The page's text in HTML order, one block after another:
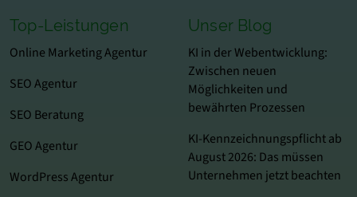
Top-Leistungen
Online Marketing Agentur
SEO Agentur
SEO Beratung
GEO Agentur
WordPress Agentur
Unser Blog
KI in der Webentwicklung:
Zwischen neuen
Möglichkeiten und
bewährten Prozessen
KI-Kennzeichnungspflicht ab
August 2026: Das müssen
Unternehmen jetzt beachten